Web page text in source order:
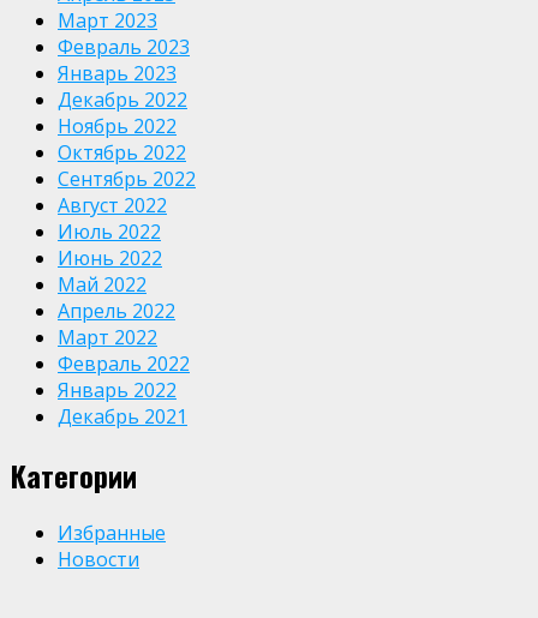
Март 2023
Февраль 2023
Январь 2023
Декабрь 2022
Ноябрь 2022
Октябрь 2022
Сентябрь 2022
Август 2022
Июль 2022
Июнь 2022
Май 2022
Апрель 2022
Март 2022
Февраль 2022
Январь 2022
Декабрь 2021
Категории
Избранные
Новости